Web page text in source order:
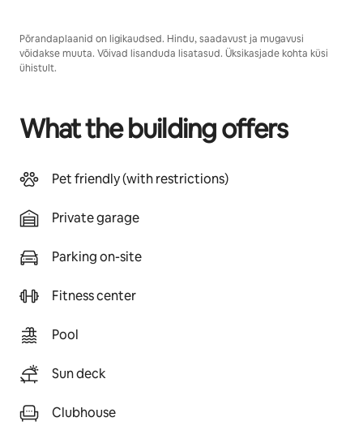
Põrandaplaanid on ligikaudsed. Hindu, saadavust ja mugavusi
võidakse muuta. Võivad lisanduda lisatasud. Üksikasjade kohta küsi
ühistult.
What the building offers
Pet friendly (with restrictions)
Private garage
Parking on-site
Fitness center
Pool
Sun deck
Clubhouse